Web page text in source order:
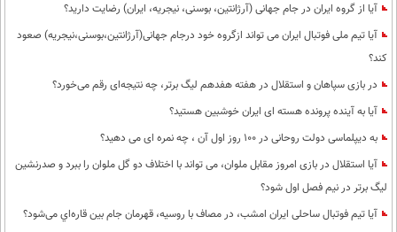
آیا از گروه ایران در جام جهانی (آرژانتین، بوسنی، نیجریه، ایران) رضایت دارید؟
آیا تیم ملی فوتبال ایران می تواند ازگروه خود درجام جهانی(آرژانتین،بوسنی،نیجریه) صعود
کند؟
در بازی سپاهان و استقلال در هفته هفدهم لیگ برتر، چه نتیجه‌ای رقم می‌خورد؟
آیا به آینده پرونده هسته ای ایران خوشبین هستید؟
به دیپلماسی دولت روحانی در 100 روز اول آن ، چه نمره ای می دهید؟
آیا استقلال در بازی امروز مقابل ملوان، می تواند با اختلاف دو گل ملوان را ببرد و صدرنشین
لیگ برتر در نیم فصل اول شود؟
آیا تیم فوتبال ساحلی ایران امشب، در مصاف با روسیه، قهرمان جام بین قاره‌اي می‌شود؟